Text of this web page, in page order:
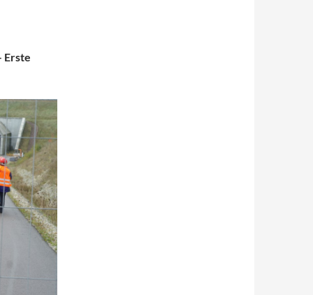
Erste